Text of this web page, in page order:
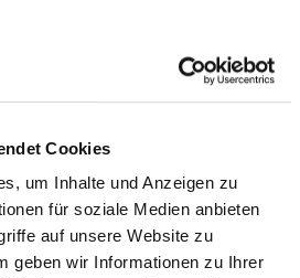
Cookies
um Inhalte und Anzeigen zu
für soziale Medien anbieten
auf unsere Website zu
geben wir Informationen zu Ihrer
8